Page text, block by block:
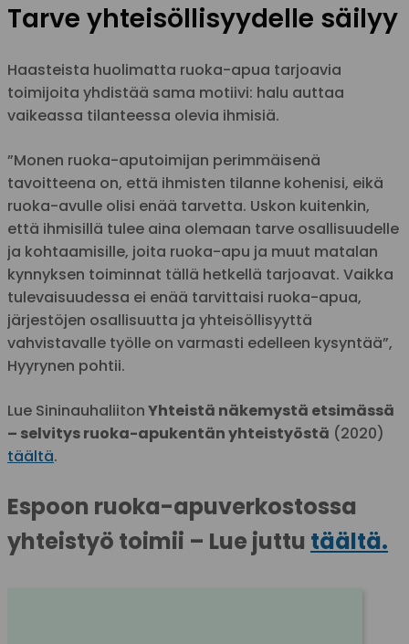
Tarve yhteisöllisyydelle säilyy
Haasteista huolimatta ruoka-apua tarjoavia
toimijoita yhdistää sama motiivi: halu auttaa
vaikeassa tilanteessa olevia ihmisiä.
”Monen ruoka-aputoimijan perimmäisenä
tavoitteena on, että ihmisten tilanne kohenisi, eikä
ruoka-avulle olisi enää tarvetta. Uskon kuitenkin,
että ihmisillä tulee aina olemaan tarve osallisuudelle
ja kohtaamisille, joita ruoka-apu ja muut matalan
kynnyksen toiminnat tällä hetkellä tarjoavat. Vaikka
tulevaisuudessa ei enää tarvittaisi ruoka-apua,
järjestöjen osallisuutta ja yhteisöllisyyttä
vahvistavalle työlle on varmasti edelleen kysyntää”,
Hyyrynen pohtii.
Lue SininauhaliitonYhteistä näkemystä etsimässä
– selvitys ruoka-apukentän yhteistyöstä (2020)
täältä.
Espoon ruoka-apuverkostossa
yhteistyö toimii – Lue juttu täältä.